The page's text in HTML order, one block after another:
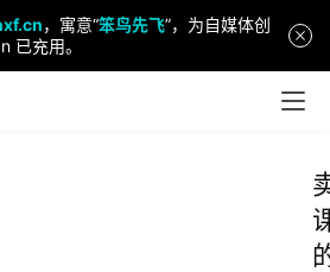
，寓意“笨鸟先飞”，为自媒体创
已充用。